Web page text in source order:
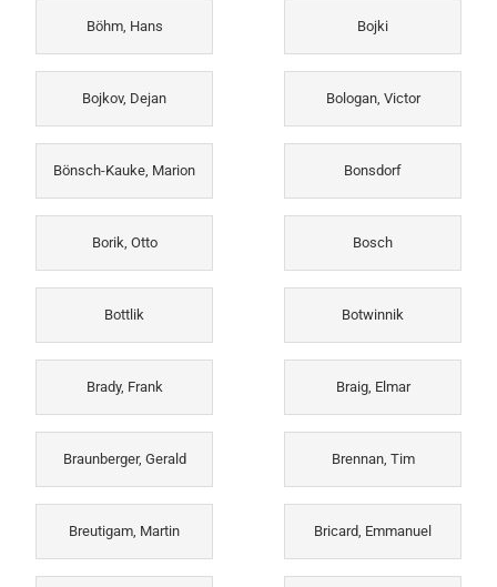
Böhm, Hans Bojki
Bojkov, Dejan Bologan, Victor
Bönsch-Kauke, Marion Bonsdorf
Borik, Otto Bosch
Bottlik Botwinnik
Brady, Frank Braig, Elmar
Braunberger, Gerald Brennan, Tim
Breutigam, Martin Bricard, Emmanuel